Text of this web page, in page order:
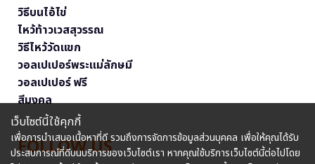
วิธีบนไอ้ไข่
ไหว้ท้าวเวสสุวรรณ
วิธีไหว้วัดแขก
วอลเปเปอร์พระแม่ลักษมี
วอลเปเปอร์ ฟรี
สีมงคล
FOLLOW US
เว็บไซต์นี้ใช้คุกกี้
เพื่อการนำเสนอเนื้อหาที่ดี รวมถึงการจัดการข้อมูลส่วนบุคคล เพื่อให้คุณได้รับ
ประสบการณ์ที่ดีบนบริการของเว็บไซต์เรา หากคุณใช้บริการเว็บไซต์นี้ต่อไปโดย